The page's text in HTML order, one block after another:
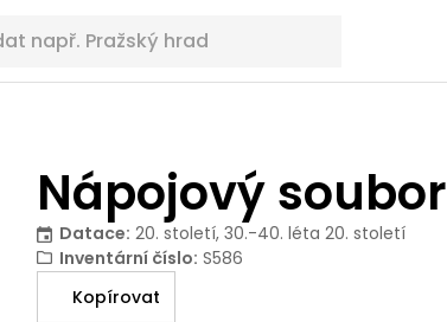
Nápojový soubor
Datace: 20. století, 30.-40. léta 20. století
Inventární číslo: S586
Kopírovat